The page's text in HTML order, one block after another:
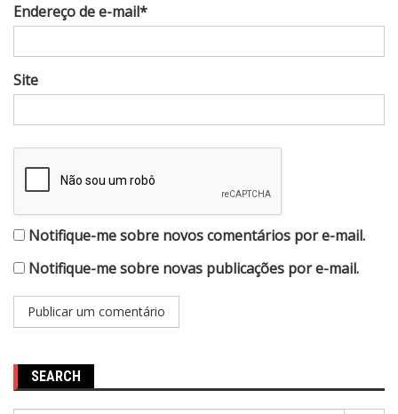
Endereço de e-mail*
Site
Notifique-me sobre novos comentários por e-mail.
Notifique-me sobre novas publicações por e-mail.
SEARCH